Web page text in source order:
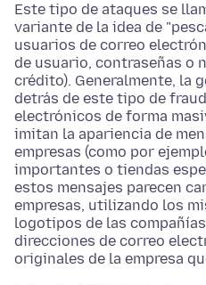
Este tipo de ataques se
variante de la idea de
usuarios de correo
de usuario, contraseñas o
crédito). Generalmente, la
detrás de este tipo de
electrónicos de forma
imitan la apariencia de
empresas (como por
importantes o tiendas
estos mensajes parecen
empresas, utilizando los
logotipos de las
direcciones de correo
originales de la empresa